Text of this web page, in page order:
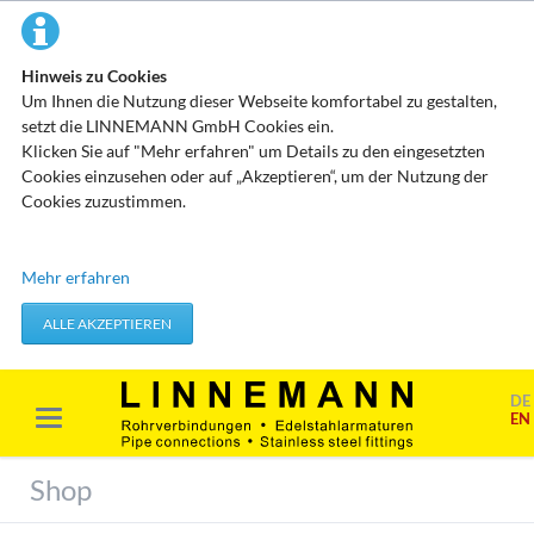
Hinweis zu Cookies
Um Ihnen die Nutzung dieser Webseite komfortabel zu gestalten,
setzt die LINNEMANN GmbH Cookies ein.
Klicken Sie auf "Mehr erfahren" um Details zu den eingesetzten
Cookies einzusehen oder auf „Akzeptieren“, um der Nutzung der
Cookies zuzustimmen.
Technisch erforderliche Cookies
werden verwendet um von Ihnen getätigte Aktionen, wie etwa das
Festlegen Ihrer Datenschutzeinstellungen zu übernehmen.
Erforderliche Cookies akzeptieren
Marketing & Analyse
ausgewertet werden. Das geschieht vor allem mit Cookies und mit
sogenannten Analyseprogrammen. Die Analyse Ihres Surf-
Mehr erfahren
ALLE AKZEPTIEREN
DE
EN
Shop